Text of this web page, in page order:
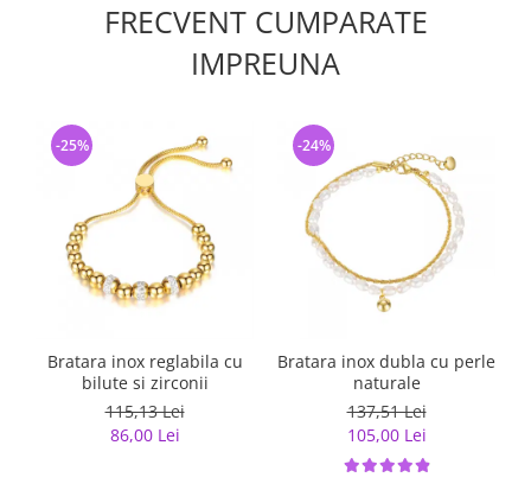
FRECVENT CUMPARATE
IMPREUNA
Bratara inox reglabila cu
bilute si zirconii
115,13 Lei
86,00 Lei
-25%
Bratara inox dubla cu perle
naturale
137,51 Lei
105,00 Lei
-24%